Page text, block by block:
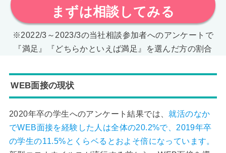
まずは相談してみる
※2022/3～2023/3の当社相談参加者へのアンケートで
『満足』『どちらかといえば満足』を選んだ方の割合
WEB面接の現状
2020年卒の学生へのアンケート結果では、 就活のなか
でWEB面接を経験した人は全体の20.2%で、2019年卒
の学生の11.5%とくらベるとおよそ倍になっています。